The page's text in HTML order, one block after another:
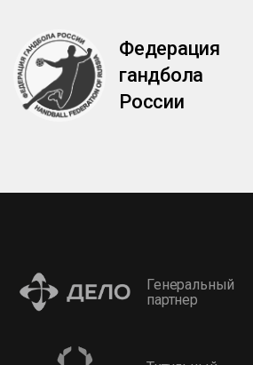
Федерация
гандбола
России
Генеральный
партнер